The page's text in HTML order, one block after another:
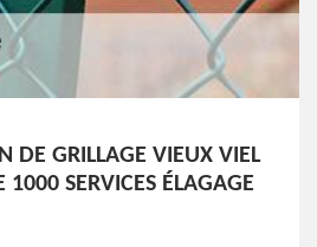
DE GRILLAGE VIEUX VIEL
1000 SERVICES ÉLAGAGE